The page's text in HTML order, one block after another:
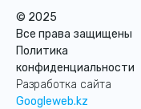
© 2025
Все права защищены
Политика
конфиденциальности
Разработка сайта
Googleweb.kz